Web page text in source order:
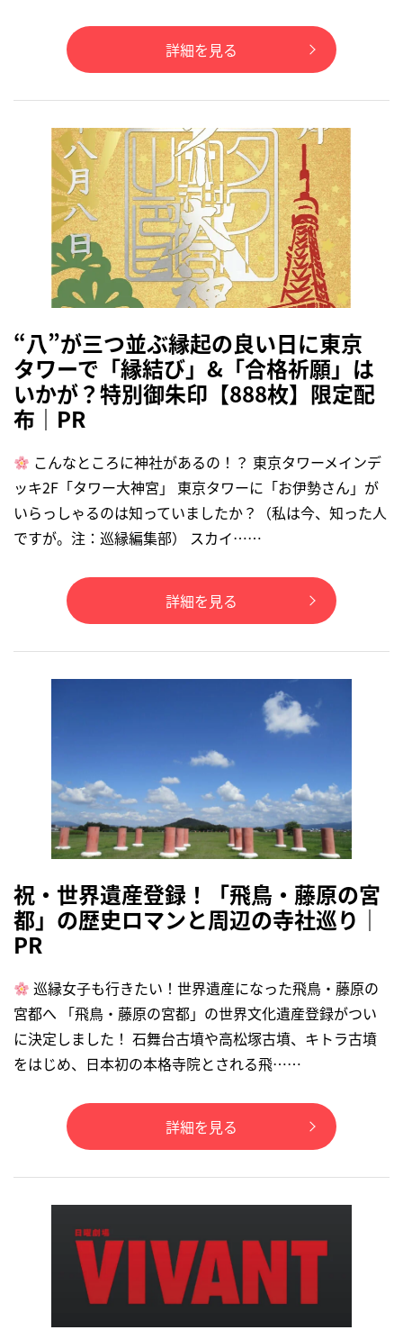
詳細を見る
“八”が三つ並ぶ縁起の良い日に東京
タワーで「縁結び」&「合格祈願」は
いかが？特別御朱印【888枚】限定配
布｜PR
こんなところに神社があるの！？ 東京タワーメインデ
ッキ2F「タワー大神宮」 東京タワーに「お伊勢さん」が
いらっしゃるのは知っていましたか？（私は今、知った人
ですが。注：巡縁編集部） スカイ……
詳細を見る
祝・世界遺産登録！「飛鳥・藤原の宮
都」の歴史ロマンと周辺の寺社巡り｜
PR
巡縁女子も行きたい！世界遺産になった飛鳥・藤原の
宮都へ 「飛鳥・藤原の宮都」の世界文化遺産登録がつい
に決定しました！ 石舞台古墳や高松塚古墳、キトラ古墳
をはじめ、日本初の本格寺院とされる飛……
詳細を見る